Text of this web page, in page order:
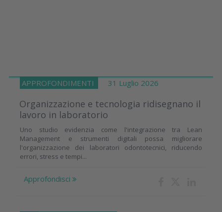
APPROFONDIMENTI 31 Luglio 2026
Organizzazione e tecnologia ridisegnano il
lavoro in laboratorio
Uno studio evidenzia come l'integrazione tra Lean
Management e strumenti digitali possa migliorare
l'organizzazione dei laboratori odontotecnici, riducendo
errori, stress e tempi...
Approfondisci